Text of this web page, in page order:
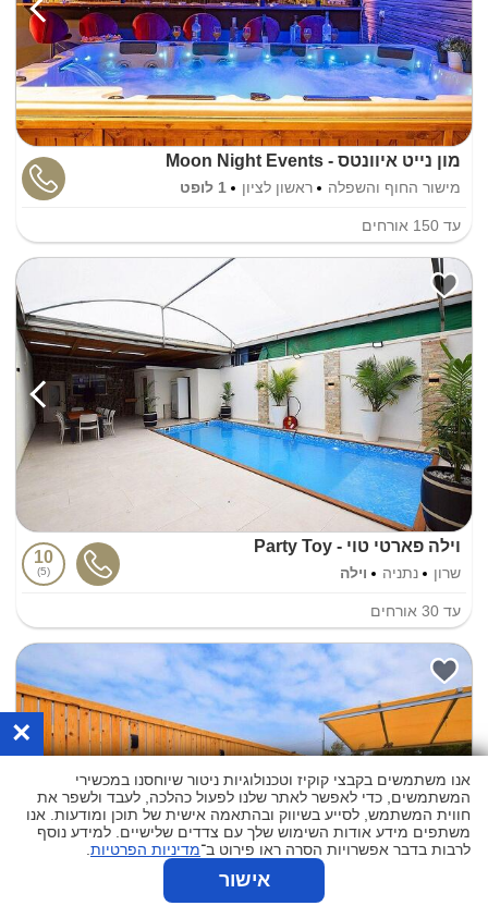
מון נייט איוונטס - Moon Night Events
מישור החוף והשפלה ראשון לציון 1 לופט
עד 150 אורחים
וילה פארטי טוי - Party Toy
שרון נתניה וילה
10
5
עד 30 אורחים
×
אנו משתמשים בקבצי קוקיז וטכנולוגיות ניטור שיוחסנו במכשירי
המשתמשים, כדי לאפשר לאתר שלנו לפעול כהלכה, לעבד ולשפר את
חווית המשתמש, לסייע בשיווק ובהתאמה אישית של תוכן ומודעות. אנו
משתפים מידע אודות השימוש שלך עם צדדים שלישיים. למידע נוסף
לרבות בדבר אפשרויות הסרה ראו פירוט ב־מדיניות הפרטיות
אישור